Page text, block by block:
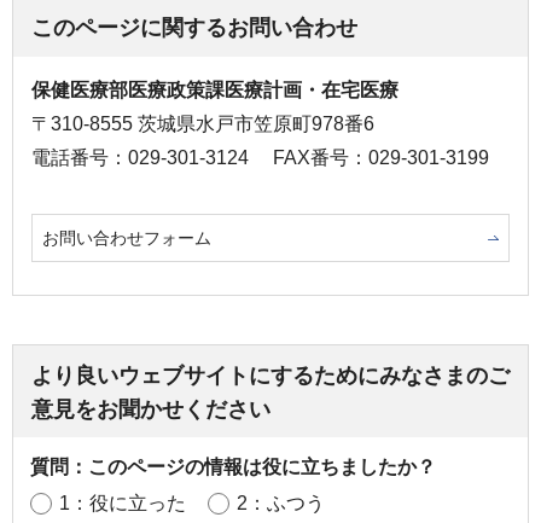
このページに関するお問い合わせ
保健医療部医療政策課医療計画・在宅医療
〒310-8555 茨城県水戸市笠原町978番6
電話番号：029-301-3124
FAX番号：029-301-3199
お問い合わせフォーム
より良いウェブサイトにするためにみなさまのご
意見をお聞かせください
質問：このページの情報は役に立ちましたか？
1：役に立った
2：ふつう